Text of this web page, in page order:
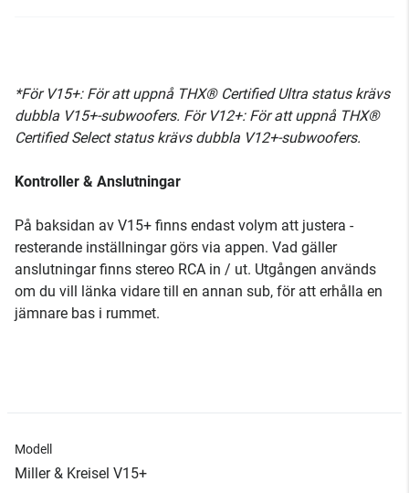
*För V15+: För att uppnå THX® Certified Ultra status krävs
dubbla V15+-subwoofers. För V12+: För att uppnå THX®
Certified Select status krävs dubbla V12+-subwoofers.
Kontroller & Anslutningar
På baksidan av V15+ finns endast volym att justera -
resterande inställningar görs via appen. Vad gäller
anslutningar finns stereo RCA in / ut. Utgången används
om du vill länka vidare till en annan sub, för att erhålla en
jämnare bas i rummet.
Modell
Miller & Kreisel V15+